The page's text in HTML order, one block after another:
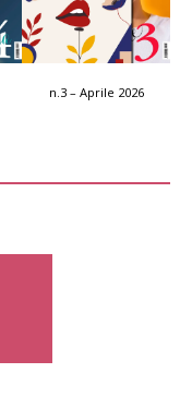
n.3 – Aprile 2026